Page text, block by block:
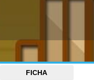
FICHA